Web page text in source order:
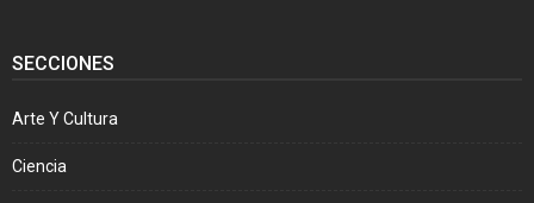
SECCIONES
Arte Y Cultura
Ciencia